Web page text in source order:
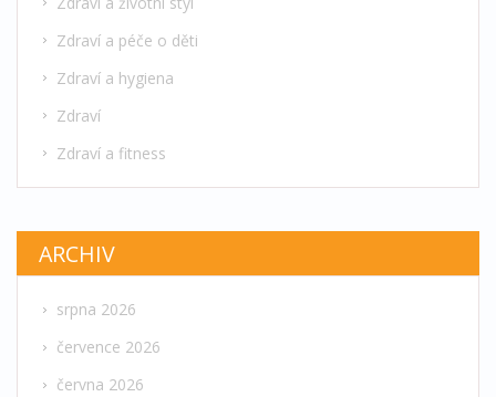
Zdraví a péče o děti
Zdraví a hygiena
Zdraví
Zdraví a fitness
ARCHIV
srpna 2026
července 2026
června 2026